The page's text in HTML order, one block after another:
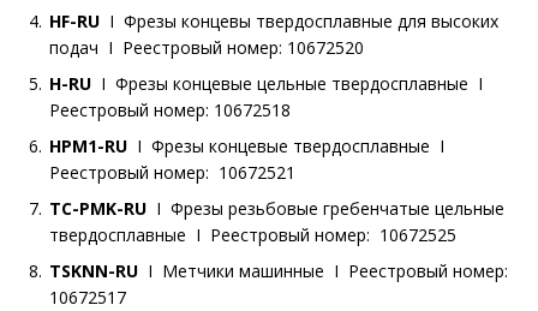
HF-RU I Фрезы концевы твердосплавные для высоких
подач I Реестровый номер: 10672520
H-RU I Фрезы концевые цельные твердосплавные I
Реестровый номер: 10672518
HPM1-RU I Фрезы концевые твердосплавные I
Реестровый номер: 10672521
TC-PMK-RU I Фрезы резьбовые гребенчатые цельные
твердосплавные I Реестровый номер: 10672525
TSKNN-RU I Метчики машинные I Реестровый номер:
10672517